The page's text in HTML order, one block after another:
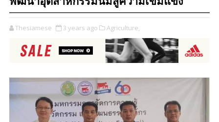
Thesiamese 3 years ago Agriculture,